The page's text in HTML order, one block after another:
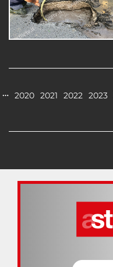
… 2020 2021 2022 2023